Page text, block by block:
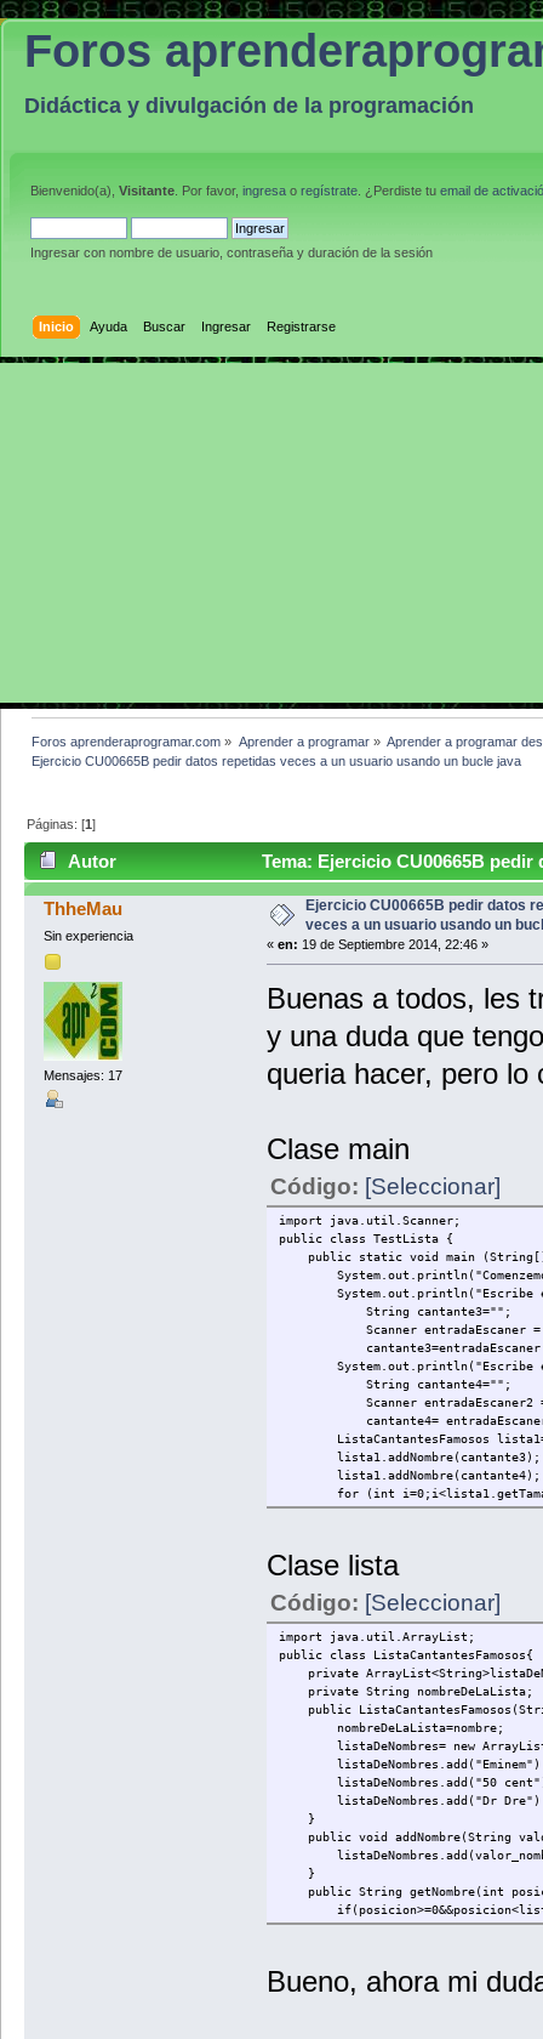
Foros
Didáctica y divulgación de la programación
Bienvenido(a), Visitante . Por favor, ingresa o regístrate . ¿Perdiste tu email de
Ingresar con nombre de usuario, contraseña y duración de la sesión
Inicio Ayuda Buscar Ingresar Registrarse
Foros aprenderaprogramar.com » Aprender a programar» Aprender a programar
Ejercicio CU00665B pedir datos repetidas veces a un usuario usando un bucle java
Páginas: [1]
Autor
Tema: Ejercicio CU00665B
bucle java (Leído 5455 veces)
ThheMau
Sin experiencia
Mensajes: 17
Ejercicio CU00665B pedir datos
veces a un usuario usando un
« en: 19 de Septiembre 2014, 22:46 »
Buenas a todos, les
y una duda que
queria hacer, pero lo
Clase main
Código: [Seleccionar]
import java.util.Scanner;
public class TestLista {
public static void main
System.out.println("Escribe el
String cantante3="";
Scanner entradaEscaner =
System.out.println("Escribe el
String cantante4="";
Scanner entradaEscaner2 =
cantante4=
ListaCantantesFamosos lista1=
lista1.addNombre(cantante3);
lista1.addNombre(cantante4);
for (int
System.out.println("El
}
Clase lista
Código: [Seleccionar]
import java.util.ArrayList;
public class ListaCantantesFamosos{
private
private String nombreDeLaLista;
public
nombreDeLaLista=nombre;
listaDeNombres= new
listaDeNombres.add("50
listaDeNombres.add("Dr
}
public void addNombre(String
}
public String getNombre(int
return
return "No existe un nombre
Bueno, ahora mi